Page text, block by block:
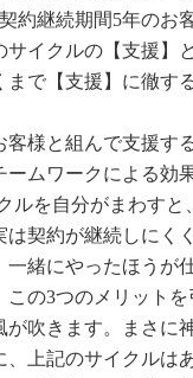
約継続期間5年のお
イクルの【支援】
で【支援】に徹す
様と組んで支援す
ムワークによる効
ルを自分がまわすと
契約が継続しにく
緒にやったほうが
の3つのメリット
が吹きます。まさに
上記のサイクルは